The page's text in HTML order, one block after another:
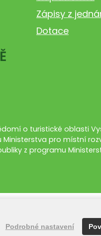
Zápisy z
Dotace
o turistické oblasti
pro místní
z programu
Podrobné nastavení